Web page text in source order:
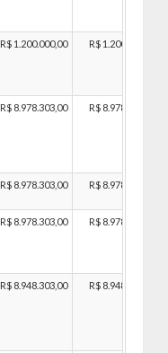
R$ 1.200.000,00 R$ 1.200.000,00
R$ 8.978.303,00 R$ 8.978.303,00
R$ 8.978.303,00 R$ 8.978.303,00
R$ 8.978.303,00 R$ 8.978.303,00
R$ 8.948.303,00 R$ 8.948.303,00